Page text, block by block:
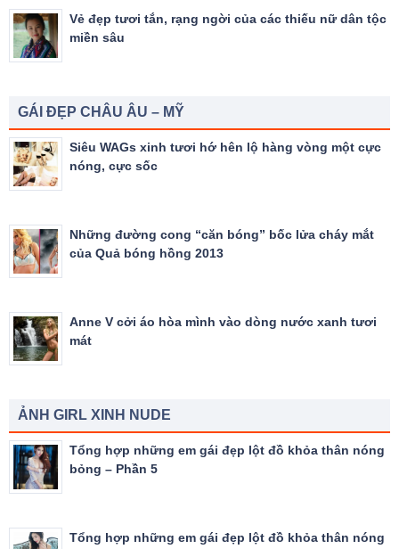
Vẻ đẹp tươi tắn, rạng ngời của các thiếu nữ dân tộc
miền sâu
GÁI ĐẸP CHÂU ÂU – MỸ
Siêu WAGs xinh tươi hớ hên lộ hàng vòng một cực
nóng, cực sốc
Những đường cong “căn bóng” bốc lửa cháy mắt
của Quả bóng hồng 2013
Anne V cởi áo hòa mình vào dòng nước xanh tươi
mát
ẢNH GIRL XINH NUDE
Tổng hợp những em gái đẹp lột đồ khỏa thân nóng
bỏng – Phần 5
Tổng hợp những em gái đẹp lột đồ khỏa thân nóng